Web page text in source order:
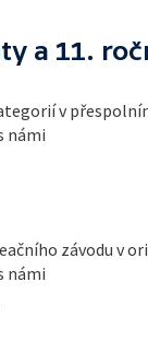
a 11.
v
námi
závodu v
námi